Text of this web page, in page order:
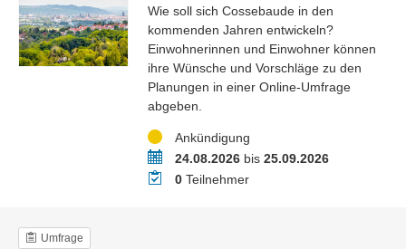
Wie soll sich Cossebaude in den
kommenden Jahren entwickeln?
Einwohnerinnen und Einwohner können
ihre Wünsche und Vorschläge zu den
Planungen in einer Online-Umfrage
abgeben.
StatusAnkündigung
Zeitraum24.08.2026bis 25.09.2026
Teilnehmer
0Teilnehmer
Umfrage